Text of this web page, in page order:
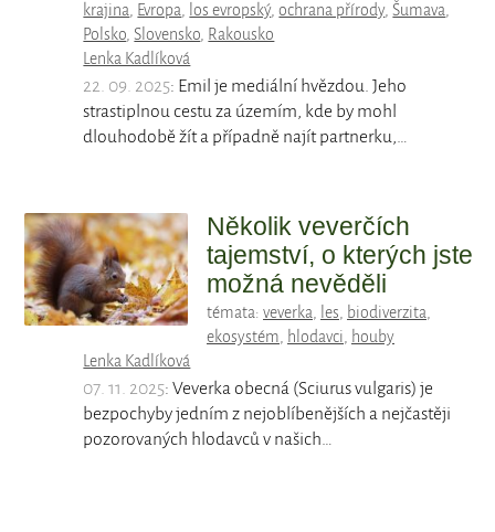
krajina, Evropa, los evropský,ochrana přírody,Šumava,
Polsko,Slovensko, Rakousko
Lenka Kadlíková
22. 09. 2025: Emil je mediální hvězdou. Jeho
strastiplnou cestu za územím, kde by mohl
dlouhodobě žít a případně najít partnerku,…
Několik veverčích
tajemství, o kterých jste
možná nevěděli
témata: veverka, les, biodiverzita,
ekosystém, hlodavci, houby
Lenka Kadlíková
07. 11. 2025: Veverka obecná (Sciurus vulgaris) je
bezpochyby jedním z nejoblíbenějších a nejčastěji
pozorovaných hlodavců v našich…